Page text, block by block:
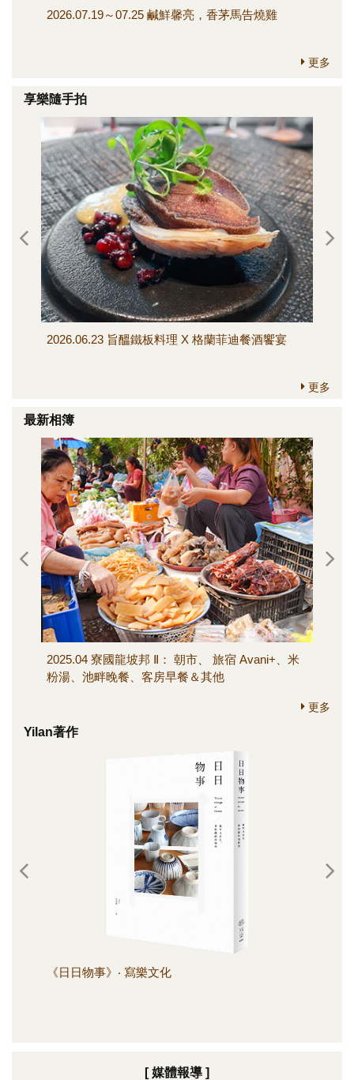
2026.07.19～07.25 鹹鮮馨亮，香茅馬告燒雞
更多
享樂隨手拍
2026.06.23 旨醞鐵板料理 X 格蘭菲迪餐酒饗宴
更多
最新相簿
2025.04 寮國龍坡邦 Ⅱ： 朝市、 旅宿 Avani+、米
粉湯、池畔晚餐、客房早餐＆其他
更多
Yilan著作
《日日物事》‧ 寫樂文化
[ 媒體報導 ]